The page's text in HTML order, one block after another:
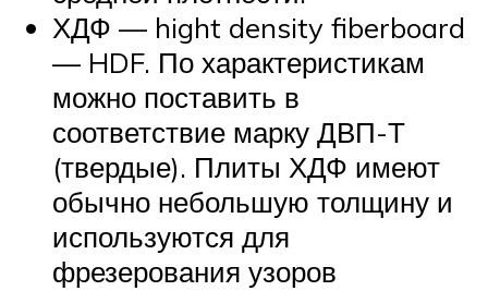
ХДФ — hight density fiberboard
— HDF. По характеристикам
можно поставить в
соответствие марку ДВП-Т
(твердые). Плиты ХДФ имеют
обычно небольшую толщину и
используются для
фрезерования узоров